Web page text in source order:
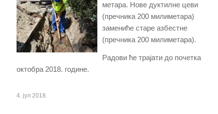
метара. Нове дуктилне цеви
(пречника 200 милиметара)
замениће старе азбестне
(пречника 200 милиметара).
Радови ће трајати до почетка
октобра 2018. године.
4. јул 2018.